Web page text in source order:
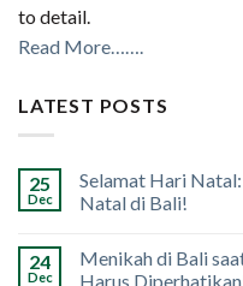
to detail.
Read More…….
LATEST POSTS
25
Dec
Selamat Hari
Natal di Bali!
24
Dec
Menikah di Bali
Harus